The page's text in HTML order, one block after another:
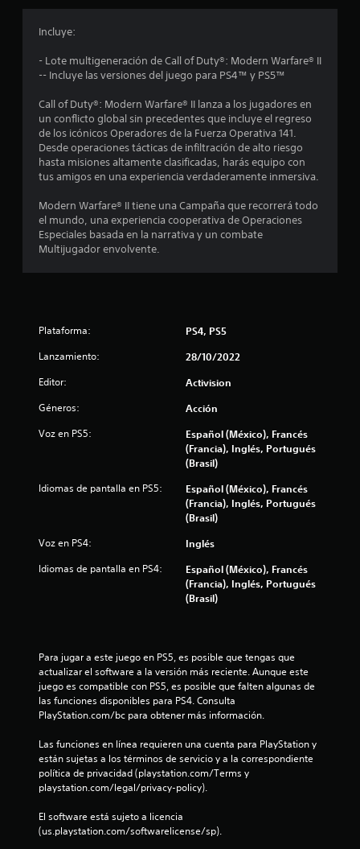
m
d
i
o
:
.
r
l
a
s
e
c
n
Incluye:
- Lote multigeneración de Call of Duty®: Modern Warfare® II
-- Incluye las versiones del juego para PS4™ y PS5™
Call of Duty®: Modern Warfare® II lanza a los jugadores en
un conflicto global sin precedentes que incluye el regreso
de los icónicos Operadores de la Fuerza Operativa 141.
Desde operaciones tácticas de infiltración de alto riesgo
hasta misiones altamente clasificadas, harás equipo con
tus amigos en una experiencia verdaderamente inmersiva.
Modern Warfare® II tiene una Campaña que recorrerá todo
el mundo, una experiencia cooperativa de Operaciones
Especiales basada en la narrativa y un combate
Multijugador envolvente.
Plataforma: PS4, PS5
Lanzamiento: 28/10/2022
Editor: Activision
Géneros: Acción
Voz en PS5:
Español (México), Francés
(Francia), Inglés, Portugués
(Brasil)
Idiomas de pantalla en PS5:
Español (México), Francés
(Francia), Inglés, Portugués
(Brasil)
Voz en PS4: Inglés
Idiomas de pantalla en PS4:
Español (México), Francés
(Francia), Inglés, Portugués
(Brasil)
Para jugar a este juego en PS5, es posible que tengas que
actualizar el software a la versión más reciente. Aunque este
juego es compatible con PS5, es posible que falten algunas de
las funciones disponibles para PS4. Consulta
PlayStation.com/bc para obtener más información.
Las funciones en línea requieren una cuenta para PlayStation y
están sujetas a los términos de servicio y a la correspondiente
política de privacidad (playstation.com/Terms y
playstation.com/legal/privacy-policy).
El software está sujeto a licencia
(us.playstation.com/softwarelicense/sp).